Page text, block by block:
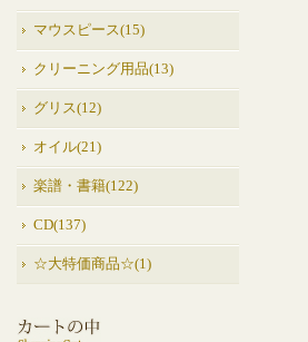
マウスピース(15)
クリーニング用品(13)
グリス(12)
オイル(21)
楽譜・書籍(122)
CD(137)
☆大特価商品☆(1)